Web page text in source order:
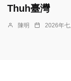
Thuh臺灣
陳明 2026年七